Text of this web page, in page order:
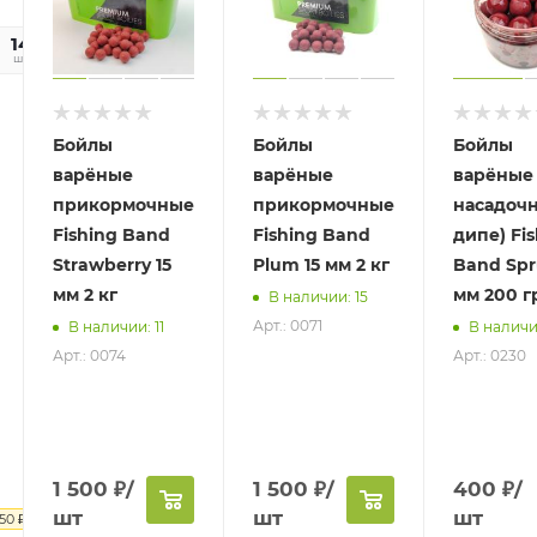
11
сек
14
шт
₽
Бойлы
варёные
прикормочные
Fishing Band
Strawberry 15
мм 2 кг
В наличии: 11
Арт.: 0074
1 500 ₽/
шт
Бойлы
варёные
прикормочные
Fishing Band
Plum 15 мм 2 кг
В наличии: 15
Арт.: 0071
1 500 ₽/
шт
Бойлы
варёные
дипе)
Band
мм 200
В
Арт.: 0230
400 ₽/
шт